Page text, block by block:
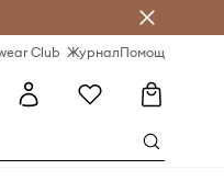
Club ЖурналПомощ